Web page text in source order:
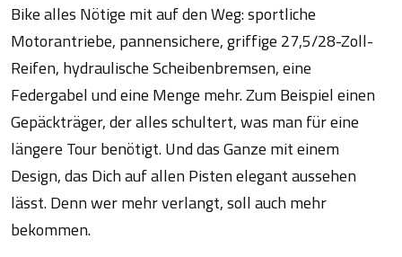
Bike alles Nötige mit auf den Weg: sportliche
Motorantriebe, pannensichere, griffige 27,5/28-Zoll-
Reifen, hydraulische Scheibenbremsen, eine
Federgabel und eine Menge mehr. Zum Beispiel einen
Gepäckträger, der alles schultert, was man für eine
längere Tour benötigt. Und das Ganze mit einem
Design, das Dich auf allen Pisten elegant aussehen
lässt. Denn wer mehr verlangt, soll auch mehr
bekommen.